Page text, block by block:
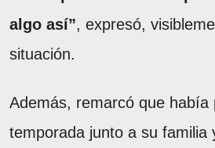
algo así”, expresó,
situación.
Además, remarcó que había
temporada junto a su familia